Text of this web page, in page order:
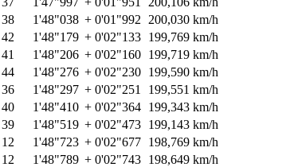
38 1'48"038 + 0'01"992
200,030 km/h
42 1'48"179 + 0'02"133 199,769 km/h
41 1'48"206 + 0'02"160 199,719 km/h
44 1'48"276 + 0'02"230 199,590 km/h
36 1'48"297 + 0'02"251
199,551 km/h
40 1'48"410 + 0'02"364 199,343 km/h
39 1'48"519 + 0'02"473 199,143 km/h
12 1'48"723 + 0'02"677 198,769 km/h
12 1'48"789 + 0'02"743 198,649 km/h